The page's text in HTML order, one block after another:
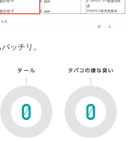
ッチリ。